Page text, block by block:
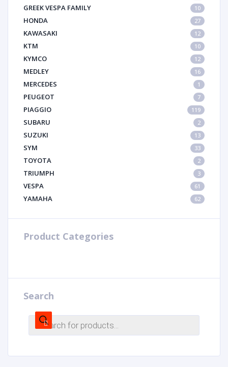
GREEK VESPA FAMILY 10
HONDA 27
KAWASAKI 12
KTM 10
KYMCO 12
MEDLEY 16
MERCEDES 1
PEUGEOT 7
PIAGGIO 119
SUBARU 2
SUZUKI 13
SYM 33
TOYOTA 2
TRIUMPH 3
VESPA 61
YAMAHA 62
Product Categories
Search